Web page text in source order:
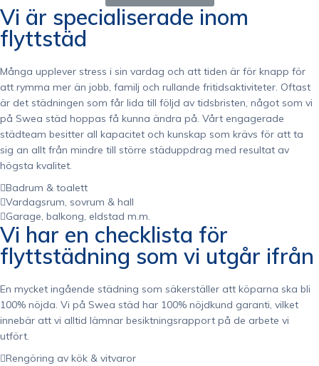
Vi är specialiserade inom
flyttstäd
Många upplever stress i sin vardag och att tiden är för knapp för
att rymma mer än jobb, familj och rullande fritidsaktiviteter. Oftast
är det städningen som får lida till följd av tidsbristen, något som vi
på Swea städ hoppas få kunna ändra på. Vårt engagerade
städteam besitter all kapacitet och kunskap som krävs för att ta
sig an allt från mindre till större städuppdrag med resultat av
högsta kvalitet.
Badrum & toalett
Vardagsrum, sovrum & hall
Garage, balkong, eldstad m.m.
Vi har en checklista för
flyttstädning som vi utgår ifrån
En mycket ingående städning som säkerställer att köparna ska bli
100% nöjda. Vi på Swea städ har 100% nöjdkund garanti, vilket
innebär att vi alltid lämnar besiktningsrapport på de arbete vi
utfört.
Rengöring av kök & vitvaror